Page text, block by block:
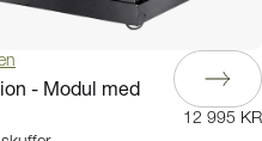
- Modul med
12 995 KR